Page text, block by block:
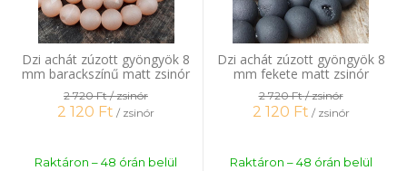
Dzi achát zúzott gyöngyök 8
mm barackszínű matt zsinór
2 720 Ft/ zsinór
2 120 Ft / zsinór
Raktáron – 48 órán belül
Dzi achát zúzott gyöngyök 8
mm fekete matt zsinór
2 720 Ft/ zsinór
2 120 Ft / zsinór
Raktáron – 48 órán belül